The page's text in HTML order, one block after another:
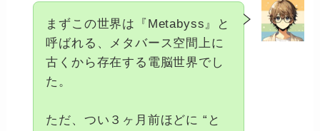
まずこの世界は『Metabyss』と
呼ばれる、メタバース空間上に
古くから存在する電脳世界でし
た。
ただ、つい３ヶ月前ほどに “と